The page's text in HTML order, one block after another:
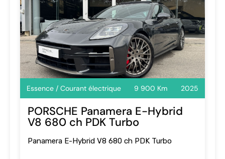
Essence / Courant électrique 9 900 Km 2025
PORSCHE Panamera E-Hybrid
V8 680 ch PDK Turbo
Panamera E-Hybrid V8 680 ch PDK Turbo